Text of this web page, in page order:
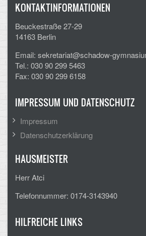
KONTAKTINFORMATIONEN
Beuckestraße 27-29
14163 Berlin
Email: sekretariat@schadow-
Tel.: 030 90 299 5463
Fax: 030 90 299 6158
IMPRESSUM UND DATENSCHUTZ
Impressum
Datenschutzerklärung
HAUSMEISTER
Herr Atci
Telefonnummer: 0174-3143940
HILFREICHE LINKS